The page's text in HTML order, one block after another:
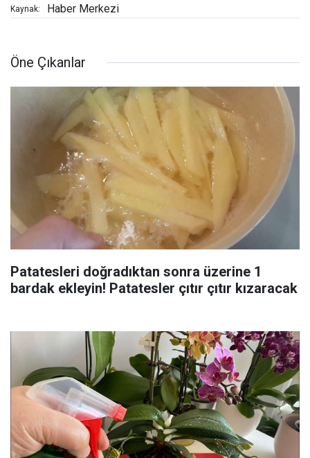
Kaynak: Haber Merkezi
Öne Çıkanlar
Patatesleri doğradıktan sonra üzerine 1
bardak ekleyin! Patatesler çıtır çıtır kızaracak